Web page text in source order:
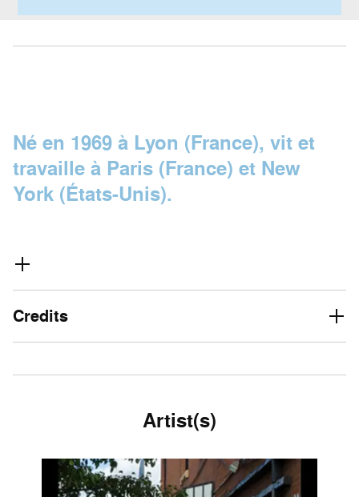
Né en 1969 à Lyon (France), vit et
travaille à Paris (France) et New
York (États-Unis).
Credits
Artist(s)